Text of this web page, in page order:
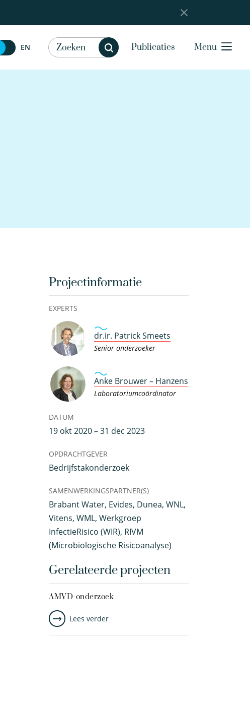
EN Publicaties Menu
Projectinformatie
EXPERTS
dr.ir. Patrick Smeets
Senior onderzoeker
Anke Brouwer – Hanzens
Laboratoriumcoördinator
DATUM
19 okt 2020 – 31 dec 2023
OPDRACHTGEVER
Bedrijfstakonderzoek
SAMENWERKINGSPARTNER(S)
Brabant Water, Evides, Dunea, WNL,
Vitens, WML, Werkgroep
InfectieRisico (WIR), RIVM
(Microbiologische Risicoanalyse)
Gerelateerde projecten
AMVD-onderzoek
Lees verder